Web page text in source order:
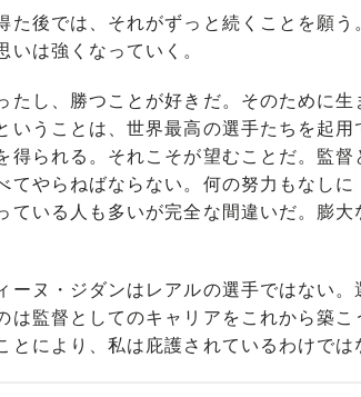
た後では、それがずっと続くことを願
いは強くなっていく。
し、勝つことが好きだ。そのために生
いうことは、世界最高の選手たちを起
得られる。それこそが望むことだ。監
てやらねばならない。何の努力もなし
ている人も多いが完全な間違いだ。膨
ヌ・ジダンはレアルの選手ではない。
は監督としてのキャリアをこれから築
とにより、私は庇護されているわけでは